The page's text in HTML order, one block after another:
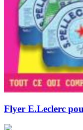
Flyer E.Leclerc